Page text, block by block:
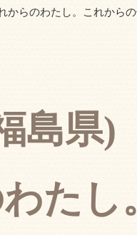
らのわたし。これからの
島県
たし